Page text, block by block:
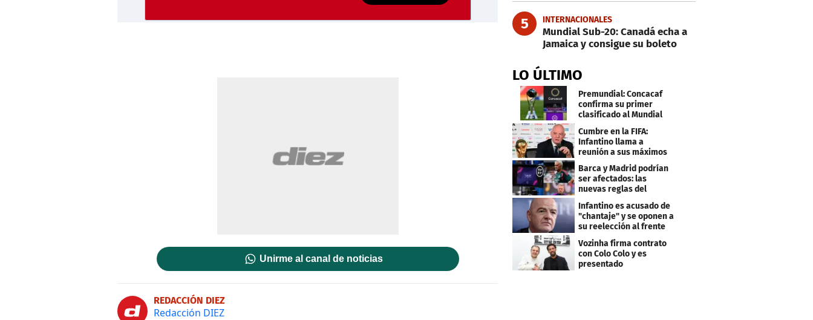
Unirme al canal de noticias
REDACCIÓN DIEZ
Redacción DIEZ
5 INTERNACIONALES
Mundial Sub-20: Canadá echa a
Jamaica y consigue su boleto
LO ÚLTIMO
Premundial: Concacaf
confirma su primer
clasificado al Mundial
Cumbre en la FIFA:
Infantino llama a
reunión a sus máximos
Barca y Madrid podrían
ser afectados: las
nuevas reglas del
arbitraje en LaLiga
Infantino es acusado de
"chantaje" y se oponen a
su reelección al frente
de la FIFA
Vozinha firma contrato
con Colo Colo y es
presentado